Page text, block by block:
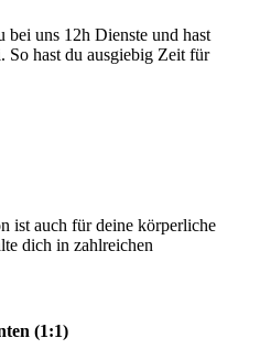
bei uns 12h Dienste und hast
So hast du ausgiebig Zeit für
ist auch für deine körperliche
dich in zahlreichen
(1:1)